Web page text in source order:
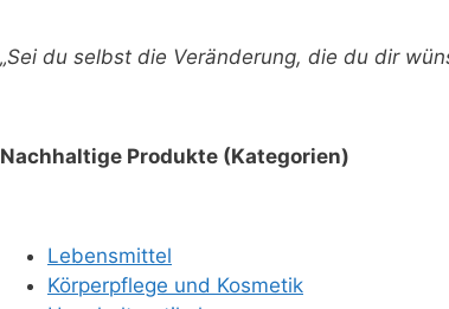
„Sei du selbst die Veränderung, die du dir
Nachhaltige Produkte (Kategorien)
Lebensmittel
Körperpflege und Kosmetik